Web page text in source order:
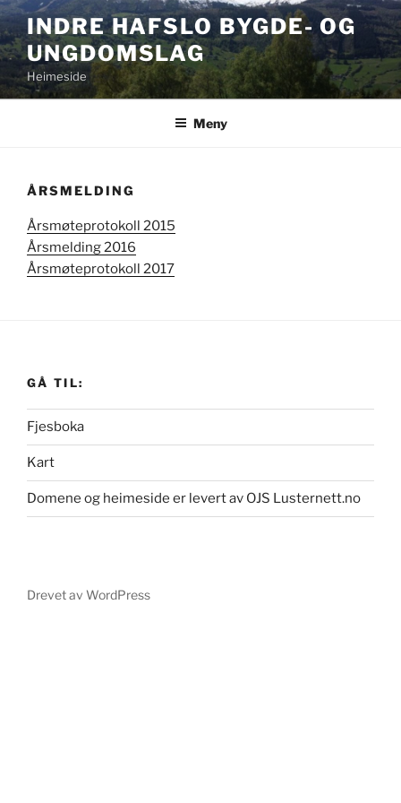
Gå
til
innhold
INDRE HAFSLO BYGDE- OG
UNGDOMSLAG
Heimeside
Meny
ÅRSMELDING
Årsmøteprotokoll 2015
Årsmelding 2016
Årsmøteprotokoll 2017
GÅ TIL:
Fjesboka
Kart
Domene og heimeside er levert av OJS Lusternett.no
Drevet av WordPress